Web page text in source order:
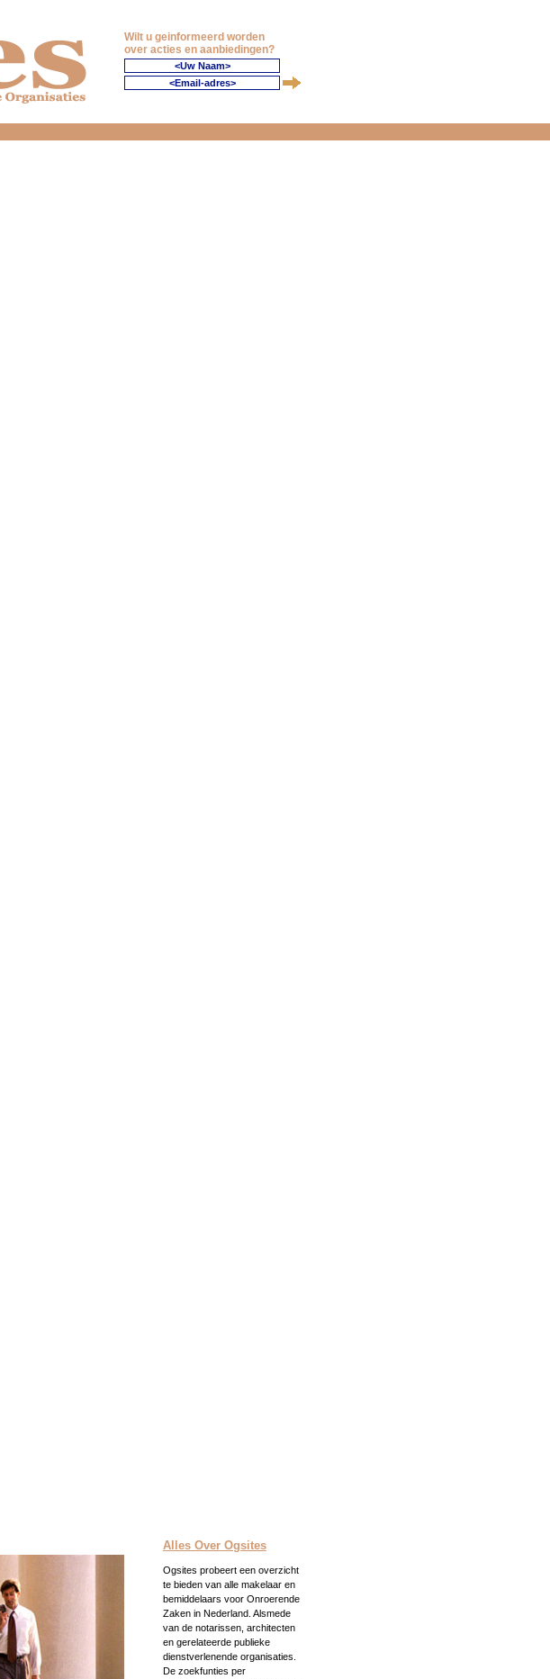
Wilt u geinformeerd worden
over acties en aanbiedingen?
Alles Over Ogsites
Ogsites probeert een overzicht
te bieden van alle makelaar en
bemiddelaars voor Onroerende
Zaken in Nederland. Alsmede
van de notarissen, architecten
en gerelateerde publieke
dienstverlenende organisaties.
De zoekfunties per